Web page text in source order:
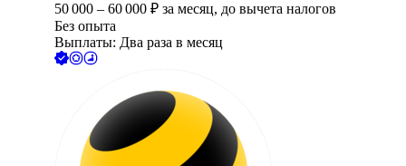
50 000 – 60 000 ₽ за месяц, до вычета налогов
Без опыта
Выплаты: Два раза в месяц